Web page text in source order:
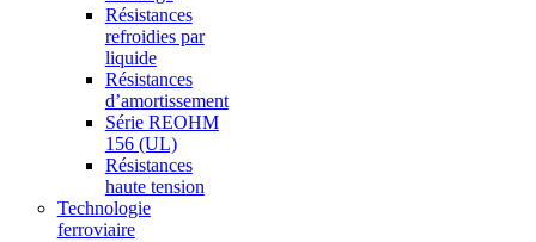
Résistances
refroidies par
liquide
Résistances
d’amortissement
Série REOHM
156 (UL)
Résistances
haute tension
Technologie
ferroviaire